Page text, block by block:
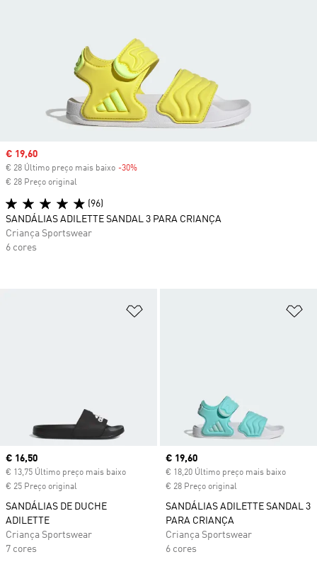
Current price
€ 16,50
€ 13,75 Último preço mais baixo
€ 25 Preço original
SANDÁLIAS DE DUCHE
ADILETTE
Criança Sportswear
7 cores
Current price
€ 19,60
€ 18,20 Último preço mais baixo
€ 28 Preço original
SANDÁLIAS ADILETTE SANDAL 3
PARA CRIANÇA
Criança Sportswear
6 cores
Sale price
€ 19,60
€ 28 Último preço mais baixo -30%
€ 28 Preço original
(96)
SANDÁLIAS ADILETTE SANDAL 3 PARA CRIANÇA
Criança Sportswear
6 cores